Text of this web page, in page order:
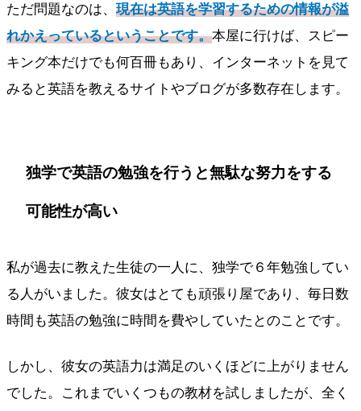
ただ問題なのは、 現在は英語を学習するための情報が溢
れかえっているということです。本屋に行けば、スピー
キング本だけでも何百冊もあり、インターネットを見て
みると英語を教えるサイトやブログが多数存在します。
独学で英語の勉強を行うと無駄な努力をする
可能性が高い
私が過去に教えた生徒の一人に、独学で６年勉強してい
る人がいました。彼女はとても頑張り屋であり、毎日数
時間も英語の勉強に時間を費やしていたとのことです。
しかし、彼女の英語力は満足のいくほどに上がりません
でした。これまでいくつもの教材を試しましたが、全く